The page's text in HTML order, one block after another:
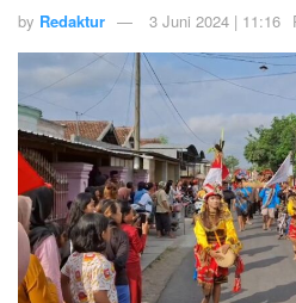
by Redaktur 3 Juni 2024 | 11:16